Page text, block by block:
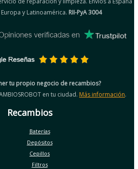
y Latinoamérica. RII-PyA 3004
tu propio negocio de recambios?
en tu ciudad. Más información.
Recambios
Baterías
Depósitos
Cepillos
Filtros